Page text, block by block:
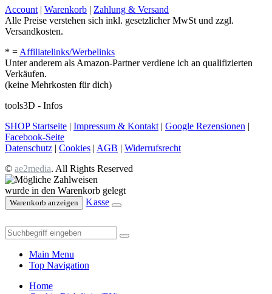
Account | Warenkorb | Zahlung & Versand
Alle Preise verstehen sich inkl. gesetzlicher MwSt und zzgl.
Versandkosten.
* = Affiliatelinks/Werbelinks
Unter anderem als Amazon-Partner verdiene ich an qualifizierten
Verkäufen.
(keine Mehrkosten für dich)
tools3D - Infos
SHOP Startseite | Impressum & Kontakt | Google Rezensionen |
Facebook-Seite
Datenschutz | Cookies | AGB | Widerrufsrecht
© ae2media. All Rights Reserved
wurde in den Warenkorb gelegt
Warenkorb anzeigen Kasse
Main Menu
Top Navigation
Home